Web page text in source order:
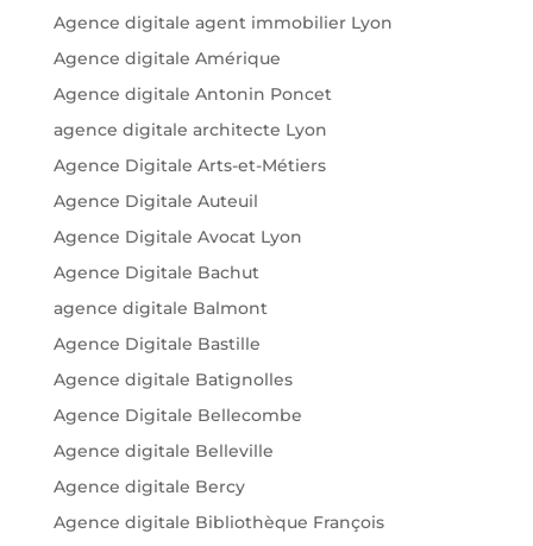
Agence digitale agent immobilier Lyon
Agence digitale Amérique
Agence digitale Antonin Poncet
agence digitale architecte Lyon
Agence Digitale Arts-et-Métiers
Agence Digitale Auteuil
Agence Digitale Avocat Lyon
Agence Digitale Bachut
agence digitale Balmont
Agence Digitale Bastille
Agence digitale Batignolles
Agence Digitale Bellecombe
Agence digitale Belleville
Agence digitale Bercy
Agence digitale Bibliothèque François